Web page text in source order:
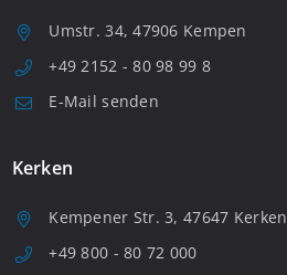
Umstr. 34, 47906 Kempen
+49 2152 - 80 98 99 8
E-Mail senden
Kerken
Kempener Str. 3, 47647 Kerken
+49 800 - 80 72 000